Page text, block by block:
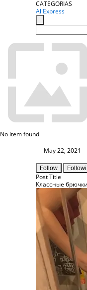
CATEGORIAS
AliExpress
No item found
May 22, 2021
Follow
Post Title
Классные